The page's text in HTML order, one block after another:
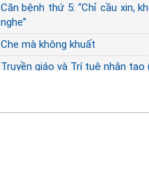
Căn bệnh thứ 5: “Chỉ cầu xin,
nghe”
Che mà không khuất
Truyền giáo và Trí tuệ nhân tạo